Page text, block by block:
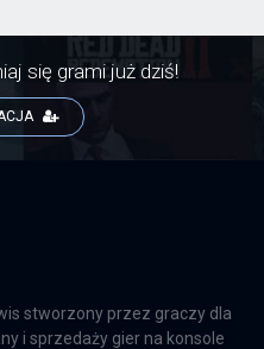
się grami już dziś!
stworzony przez graczy dla
i sprzedaży gier na konsole